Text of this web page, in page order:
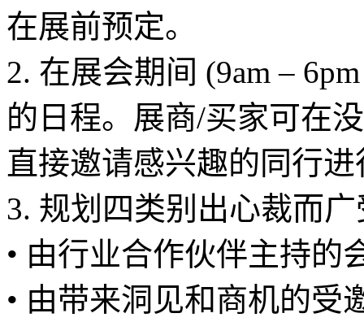
在展前预定。
2. 在展会期间 (9am –
的日程。展商/买家可在
直接邀请感兴趣的同行
3. 规划四类别出心裁而
• 由行业合作伙伴主持的
• 由带来洞见和商机的受